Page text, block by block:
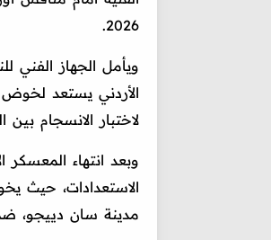
2026.
ويأمل الجهاز الفني
الأردني يستعد
لاختبار الانسجام
وبعد انتهاء المعسكر
مدينة سان دييجو،